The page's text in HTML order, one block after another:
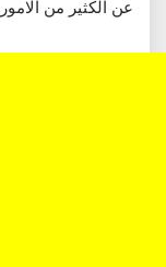
عن الكثير من